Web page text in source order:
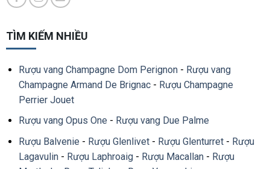
TÌM KIẾM NHIỀU
Rượu vang Champagne Dom Perignon- Rượu vang
Champagne Armand De Brignac- Rượu Champagne
Perrier Jouet
Rượu vang Opus One - Rượu vang Due Palme
Rượu Balvenie - Rượu Glenlivet- Rượu Glenturret- Rượu
Lagavulin- Rượu Laphroaig- Rượu Macallan- Rượu